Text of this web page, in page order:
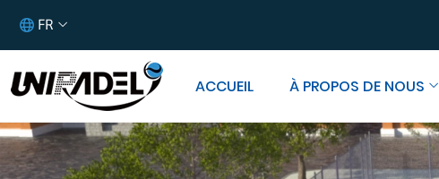
FR
ACCUEIL À PROPOS DE NOUS